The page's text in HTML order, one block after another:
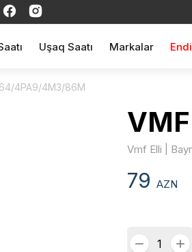
Uşaq Saatı Markalar
4PA9/4M3/86M
Vmf Elli |
79 AZN